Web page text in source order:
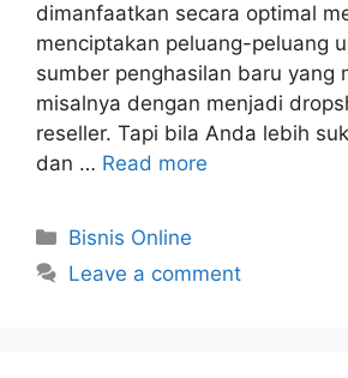
dimanfaatkan secara optimal
menciptakan peluang-peluang
sumber penghasilan baru yang
misalnya dengan menjadi
reseller. Tapi bila Anda lebih
dan … Read more
Categories
Bisnis Online
Leave a comment